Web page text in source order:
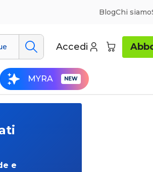
BlogChi siamo
Accedi
MYRA
e